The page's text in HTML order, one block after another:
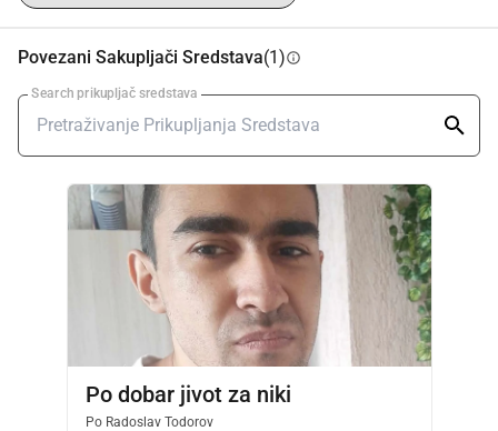
Povezani Sakupljači Sredstava(1)info
Search prikupljač sredstava
Po dobar jivot za niki
PoRadoslav Todorov